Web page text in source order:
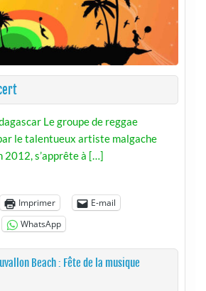
Le groupe de reggae
le talentueux artiste malgache
2012, s’apprête à […]
Imprimer
E-mail
WhatsApp
Beach : Fête de la musique